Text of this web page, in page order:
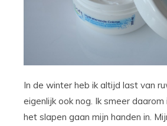
In de winter heb ik altijd last van
eigenlijk ook nog. Ik smeer
het slapen gaan mijn handen in.